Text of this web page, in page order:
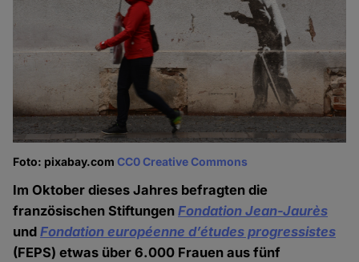
Foto: pixabay.comCC0 Creative Commons
Im Oktober dieses Jahres befragten die
französischen StiftungenFondation Jean-Jaurès
undFondation européenne d’études progressistes
(FEPS) etwas über 6.000 Frauen aus fünf